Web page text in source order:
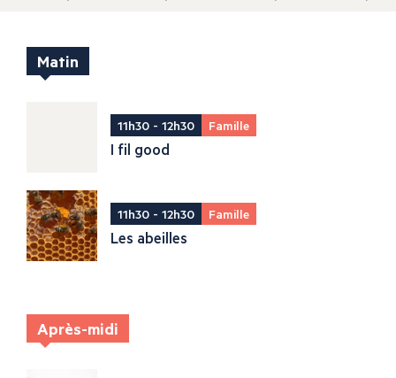
Matin
11h30 - 12h30 Famille
I fil good
11h30 - 12h30 Famille
Les abeilles
Après-midi